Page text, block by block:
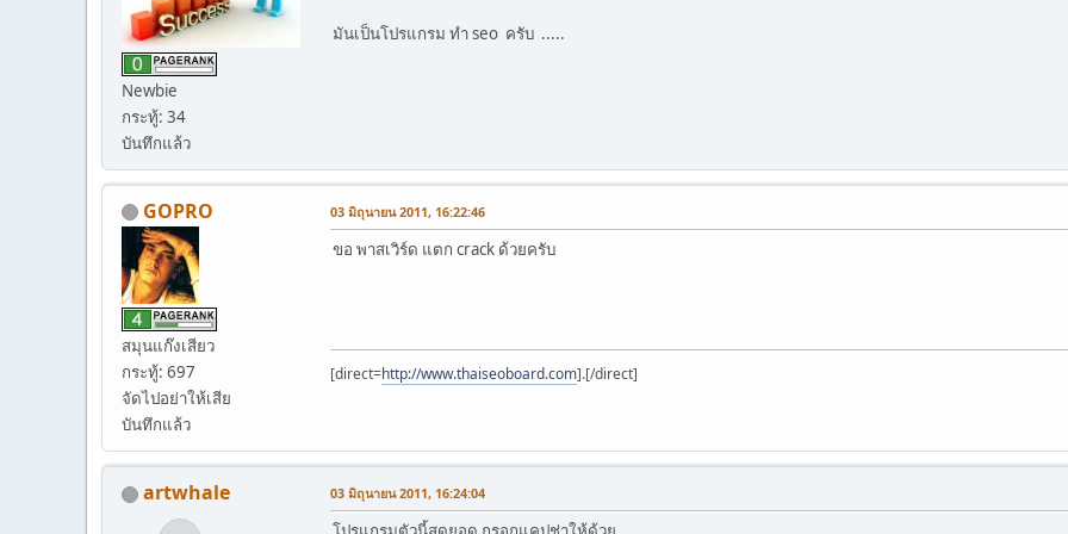
Newbie
กระทู้: 34
บันทึกแล้ว
มันเป็นโปรแกรม ทำ seo ครับ .....
GOPRO
สมุนแก๊งเสียว
กระทู้: 697
จัดไปอย่าให้เสีย
บันทึกแล้ว
03 มิถุนายน 2011, 16:22:46
ขอ พาสเวิร์ด แตก crack ด้วยครับ
[direct=http://www.thaiseoboard.com].[/direct]
artwhale 03 มิถุนายน 2011, 16:24:04